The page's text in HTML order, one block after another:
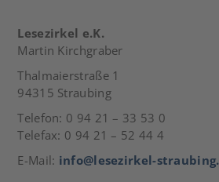
Lesezirkel e.K.
Martin Kirchgraber
Thalmaierstraße 1
94315 Straubing
Telefon: 0 94 21 – 33 53 0
Telefax: 0 94 21 – 52 44 4
E-Mail: info@lesezirkel-